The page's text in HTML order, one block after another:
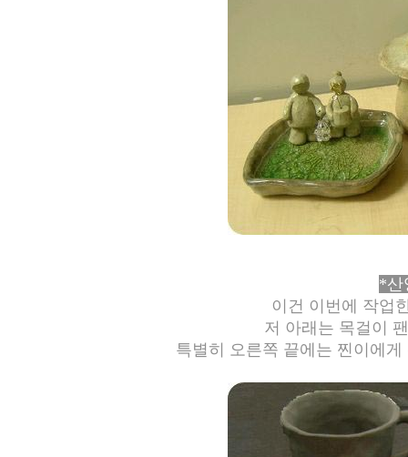
*산
이건 이번에 작업
저 아래는 목걸이
특별히 오른쪽 끝에는 찐이에